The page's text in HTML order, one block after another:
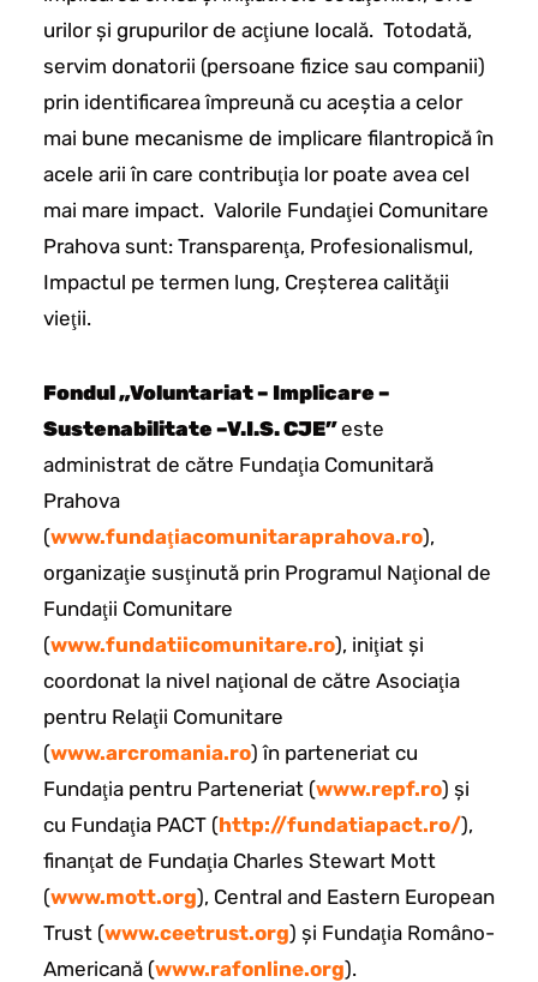
urilor şi grupurilor de acţiune locală. Totodată,
servim donatorii (persoane fizice sau companii)
prin identificarea împreună cu aceştia a celor
mai bune mecanisme de implicare filantropică în
acele arii în care contribuţia lor poate avea cel
mai mare impact. Valorile Fundaţiei Comunitare
Prahova sunt: Transparenţa, Profesionalismul,
Impactul pe termen lung, Creşterea calităţii
vieţii.
Fondul „Voluntariat – Implicare –
Sustenabilitate –V.I.S. CJE”este
administrat de către Fundaţia Comunitară
Prahova
(www.fundaţiacomunitaraprahova.ro),
organizaţie susţinută prin Programul Naţional de
Fundaţii Comunitare
(www.fundatiicomunitare.ro), iniţiat şi
coordonat la nivel naţional de către Asociaţia
pentru Relaţii Comunitare
(www.arcromania.ro) în parteneriat cu
Fundaţia pentru Parteneriat (www.repf.ro) şi
cu Fundaţia PACT (http://fundatiapact.ro/),
finanţat de Fundaţia Charles Stewart Mott
(www.mott.org), Central and Eastern European
Trust (www.ceetrust.org) şi Fundaţia Româno-
Americană (www.rafonline.org).